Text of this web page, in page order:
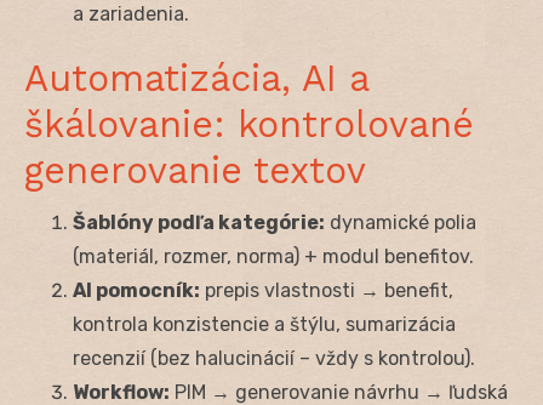
a zariadenia.
Automatizácia, AI a
škálovanie: kontrolované
generovanie textov
Šablóny podľa kategórie: dynamické polia
(materiál, rozmer, norma) + modul benefitov.
AI pomocník: prepis vlastnosti → benefit,
kontrola konzistencie a štýlu, sumarizácia
recenzií (bez halucinácií – vždy s kontrolou).
Workflow: PIM → generovanie návrhu → ľudská